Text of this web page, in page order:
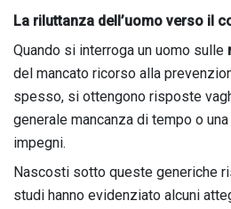
La riluttanza dell’uomo verso il
Quando si interroga un uomo sulle
del mancato ricorso alla
spesso, si ottengono risposte
generale mancanza di tempo o
impegni.
Nascosti sotto queste generiche
studi hanno evidenziato alcuni